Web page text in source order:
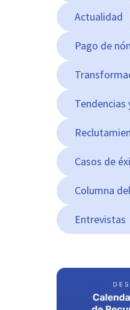
Actualidad
Pago de
Tendencias
Casos de
Columna
Entrevistas